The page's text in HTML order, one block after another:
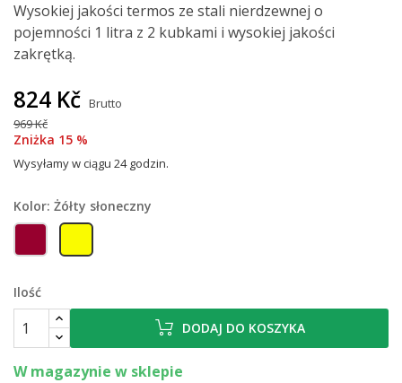
Wysokiej jakości termos ze stali nierdzewnej o
pojemności 1 litra z 2 kubkami i wysokiej jakości
zakrętką.
824 Kč Brutto
969 Kč
Zniżka 15 %
Wysyłamy w ciągu 24 godzin.
Kolor: Żółty słoneczny
Burgundowa czerwień
Żółty słoneczny
Ilość
DODAJ DO KOSZYKA
W magazynie w sklepie